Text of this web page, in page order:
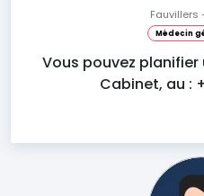
Fauvillers
Médecin
Vous pouvez planifier
Cabinet, au :